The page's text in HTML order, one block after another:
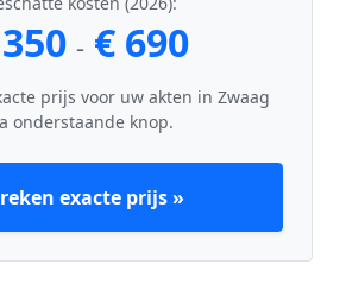
- € 690
prijs voor uw akten in Zwaag
onderstaande knop.
exacte prijs »